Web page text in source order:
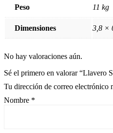
Peso
11 kg
Dimensiones 3,8 ×
No hay valoraciones aún.
Sé el primero en valorar “Llavero
Tu dirección de correo electrónico
Nombre *